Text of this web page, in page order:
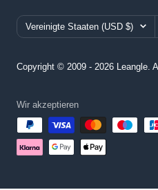
Land/Region
Vereinigte Staaten (USD $)
Copyright © 2009 - 2026 Leangle.
Wir akzeptieren